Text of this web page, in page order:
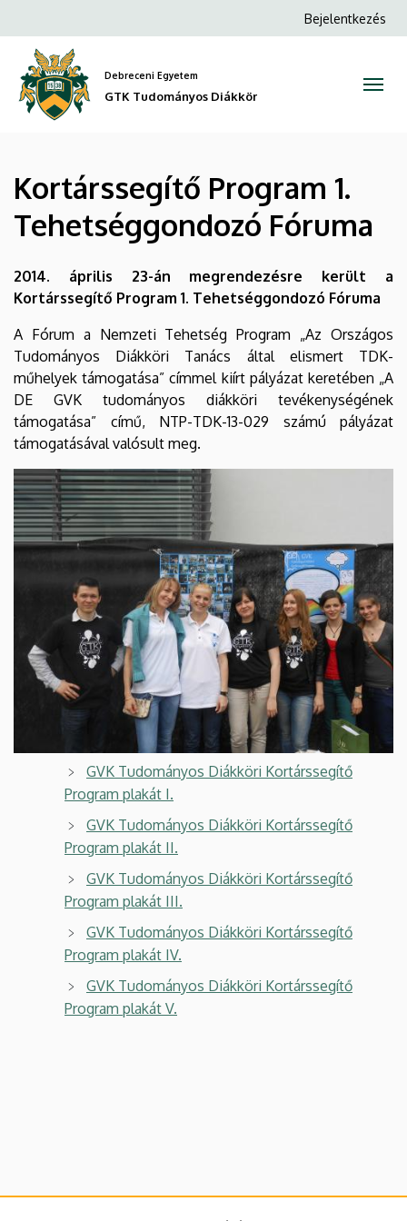
Program
Tehetséggondozó
Fóruma
GTK
Tudományos
Diákkör
a
tartalomra
Anonim
Bejelentkezés
Debreceni Egyetem
GTK Tudományos Diákkör
Kortárssegítő Program 1.
Tehetséggondozó Fóruma
2014. április 23-án megrendezésre került a
Kortárssegítő Program 1. Tehetséggondozó Fóruma
A Fórum a Nemzeti Tehetség Program „Az Országos
Tudományos Diákköri Tanács által elismert TDK-
műhelyek támogatása” címmel kiírt pályázat keretében „A
DE GVK tudományos diákköri tevékenységének
támogatása” című, NTP-TDK-13-029 számú pályázat
támogatásával valósult meg.
Kép
GVK Tudományos Diákköri Kortárssegítő
Program plakát I.
GVK Tudományos Diákköri Kortárssegítő
Program plakát II.
GVK Tudományos Diákköri Kortárssegítő
Program plakát III.
GVK Tudományos Diákköri Kortárssegítő
Program plakát IV.
GVK Tudományos Diákköri Kortárssegítő
Program plakát V.